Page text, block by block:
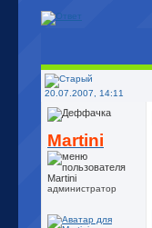
20.07.2007, 14:11
Martini
администратор